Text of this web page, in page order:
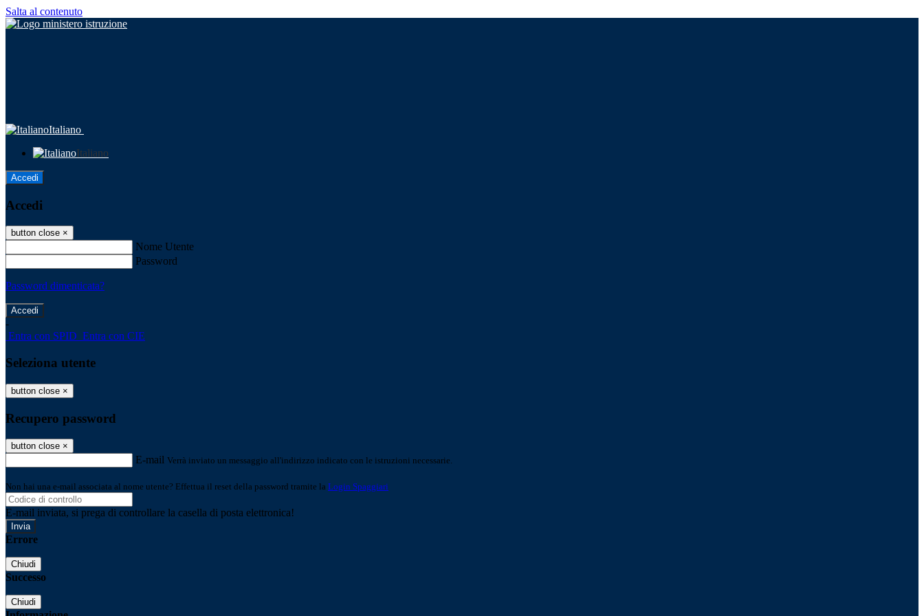
Salta al contenuto
Italiano
Italiano
Accedi
Accedi
button close ×
Nome Utente
Password
Password dimenticata?
-
Entra con SPID Entra con CIE
Seleziona utente
button close ×
Recupero password
button close ×
E-mail Verrà inviato un messaggio all'indirizzo indicato con le istruzioni necessarie.
Non hai una e-mail associata al nome utente? Effettua il reset della password tramite la Login Spaggiari
E-mail inviata, si prega di controllare la casella di posta elettronica!
Errore
Chiudi
Successo
Chiudi